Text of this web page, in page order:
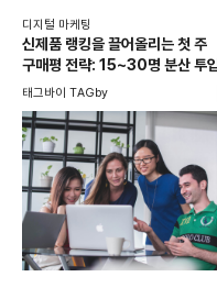
디지털 마케팅
신제품 랭킹을 끌어올리는 첫 주
구매평 전략: 15~30명 분산 투
법칙
태그바이 TAGby